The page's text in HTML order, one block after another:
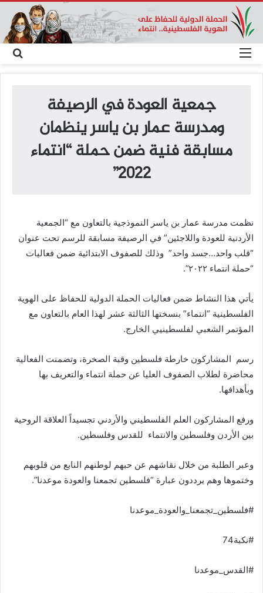
عن
القائمة
جمعية العودة في الرصيفة
ومدرسة عمار بن ياسر ينظمان
مسابقة فنية ضمن حملة “انتماء
٢٠٢٢”
نظمت مدرسة عمار بن ياسر النموذجية بالتعاون مع “الجمعية
الأردنية للعودة واللاجئين” في الرصيفة مسابقة للرسم تحت عنوان
“قلب واحد…جسد واحد” وذلك للصفوف الابتدائية ضمن فعاليات
“حملة انتماء ٢٠٢٢”.
يأتي هذا النشاط ضمن فعاليات الحملة الدولية للحفاظ على الهوية
الفلسطينية “انتماء” بنسختها الثالثة عشر لهذا العام بالتعاون مع
المؤتمر الشعبي لفلسطينيي الخارج.
رسم المشاركون خارطة فلسطين وقبة الصخرة، وتضمنت الفعالية
محاضرة لطلاب الصفوف العليا عن حملة انتماء والتعريف بها
وبأهدافها.
ورفع المشاركون العلم الفلسطيني والأردني تجسيداً العلاقة الروحية
بين الأردن وفلسطين والانتماء للقدس وفلسطين.
وعبر الطلبة من خلال نقاشهم عن حبهم لوطنهم النابع من قلوبهم
وختموها وهم يرددون عبارة “فلسطين تجمعنا والعودة موعدنا”.
#فلسطين_تجمعنا_والعودة_موعدنا
#نكبة74
#القدس_موعدنا